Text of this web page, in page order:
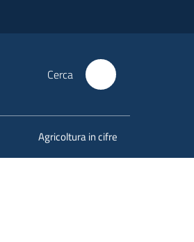
Cerca
Agricoltura in cifre